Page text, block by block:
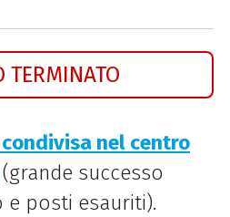
TERMINATO
nel centro
(grande successo
e posti esauriti).